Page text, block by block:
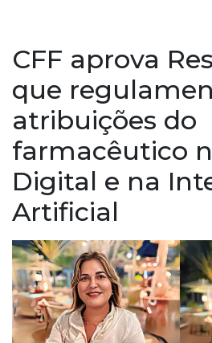
CFF aprova
que
atribuições do
farmacêutico
Digital e na
Artificial